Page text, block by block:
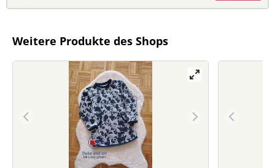
Weitere Produkte des Shops